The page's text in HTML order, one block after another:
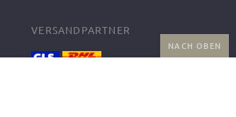
NACH OBEN
VERSANDPARTNER